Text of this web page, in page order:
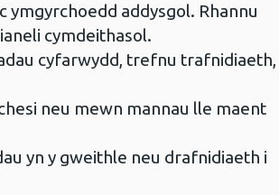
addysgol. Rhannu
cymdeithasol.
cyfarwydd, trefnu trafnidiaeth,
neu mewn mannau lle maent
yn y gweithle neu drafnidiaeth i